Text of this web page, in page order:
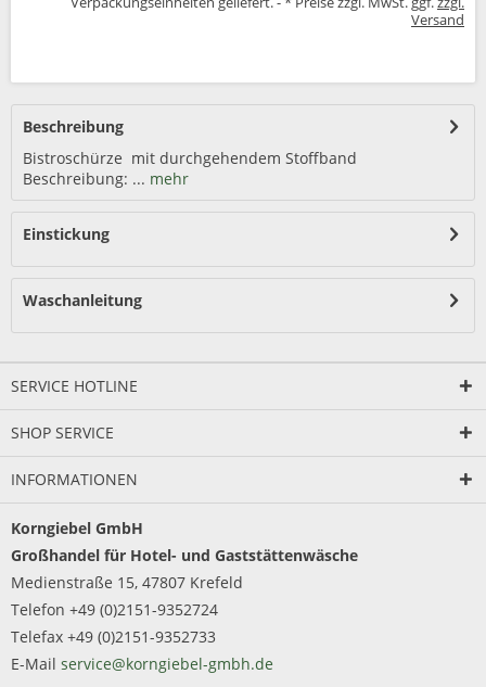
Versand
Beschreibung
Bistroschürze mit durchgehendem Stoffband
Beschreibung: ... mehr
Einstickung
Waschanleitung
SERVICE HOTLINE
SHOP SERVICE
INFORMATIONEN
Korngiebel GmbH
Großhandel für Hotel- und Gaststättenwäsche
Medienstraße 15, 47807 Krefeld
Telefon +49 (0)2151-9352724
Telefax +49 (0)2151-9352733
E-Mail service@korngiebel-gmbh.de